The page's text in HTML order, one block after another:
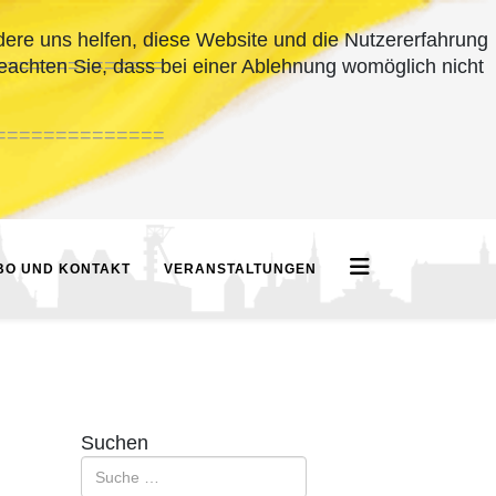
UND KONTAKT VERANSTALTUNGEN
Suchen
uns helfen, diese Website und die Nutzererfahrung
Sie, dass bei einer Ablehnung womöglich nicht